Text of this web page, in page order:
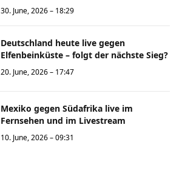
30. June, 2026 – 18:29
Deutschland heute live gegen
Elfenbeinküste – folgt der nächste Sieg?
20. June, 2026 – 17:47
Mexiko gegen Südafrika live im
Fernsehen und im Livestream
10. June, 2026 – 09:31